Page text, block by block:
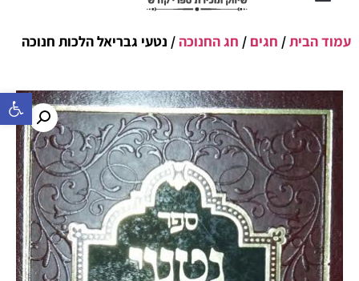
פתח סרגל
עמוד הבית/ חגים / חג החנוכה/ נטעי גבריאל הלכות חנוכה